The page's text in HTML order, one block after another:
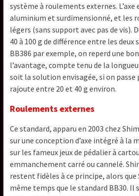
système à roulements externes. L’axe
aluminium et surdimensionné, et les
légers (sans support avec pas de vis).
40 à 100 g de différence entre les deux
BB386 par exemple, on reperd une
l’avantage, compte tenu de la
soit la solution envisagée, si on passe
rajoute entre 20 et 40 g environ.
Roulements externes
Ce standard, apparu en 2003 chez
sur une conception d’axe intégré à la
sur les fameux jeux de pédalier à
emmanchement carré ou cannelé.
restent fidèles à ce principe, alors que
même temps que le standard BB30. Il